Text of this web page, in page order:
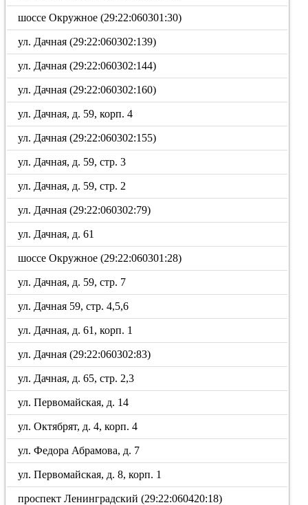
шоссе Окружное (29:22:060301:30)
ул. Дачная (29:22:060302:139)
ул. Дачная (29:22:060302:144)
ул. Дачная (29:22:060302:160)
ул. Дачная, д. 59, корп. 4
ул. Дачная (29:22:060302:155)
ул. Дачная, д. 59, стр. 3
ул. Дачная, д. 59, стр. 2
ул. Дачная (29:22:060302:79)
ул. Дачная, д. 61
шоссе Окружное (29:22:060301:28)
ул. Дачная, д. 59, стр. 7
ул. Дачная 59, стр. 4,5,6
ул. Дачная, д. 61, корп. 1
ул. Дачная (29:22:060302:83)
ул. Дачная, д. 65, стр. 2,3
ул. Первомайская, д. 14
ул. Октябрят, д. 4, корп. 4
ул. Федора Абрамова, д. 7
ул. Первомайская, д. 8, корп. 1
проспект Ленинградский (29:22:060420:18)